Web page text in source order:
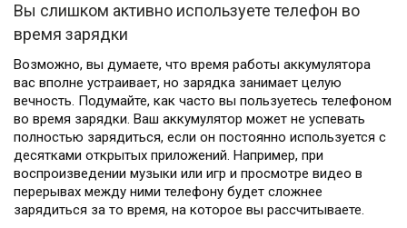
Вы слишком активно используете телефон во
время зарядки
Возможно, вы думаете, что время работы аккумулятора
вас вполне устраивает, но зарядка занимает целую
вечность. Подумайте, как часто вы пользуетесь телефоном
во время зарядки. Ваш аккумулятор может не успевать
полностью зарядиться, если он постоянно используется с
десятками открытых приложений. Например, при
воспроизведении музыки или игр и просмотре видео в
перерывах между ними телефону будет сложнее
зарядиться за то время, на которое вы рассчитываете.